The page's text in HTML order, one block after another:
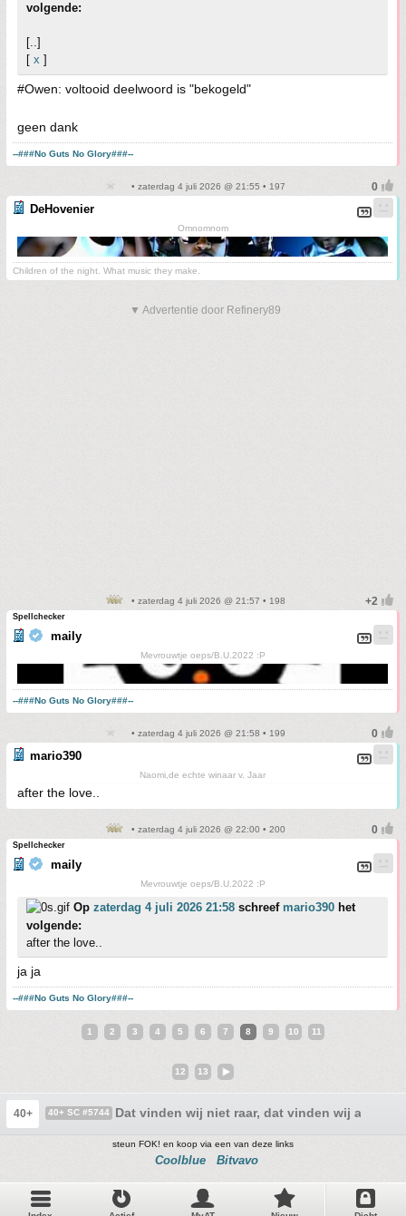
volgende:
[..]
[ x ]
#Owen: voltooid deelwoord is "bekogeld"
geen dank
--###No Guts No Glory###--
• zaterdag 4 juli 2026 @ 21:55 • 197
DeHovenier
Omnomnom
Children of the night. What music they make.
▼ Advertentie door Refinery89
• zaterdag 4 juli 2026 @ 21:57 • 198
Spellchecker
maily
Mevrouwtje oeps/B.U.2022 :P
--###No Guts No Glory###--
• zaterdag 4 juli 2026 @ 21:58 • 199
mario390
Naomi,de echte winaar v. Jaar
after the love..
• zaterdag 4 juli 2026 @ 22:00 • 200
Spellchecker
maily
Mevrouwtje oeps/B.U.2022 :P
Op zaterdag 4 juli 2026 21:58 schreef mario390 het
volgende:
after the love..
ja ja
--###No Guts No Glory###--
1 2 3 4 5 6 7 8 9 10 11
12 13
40+ 40+ SC #5744 Dat vinden wij niet raar, dat vinden wij alleen
steun FOK! en koop via een van deze links
Coolblue Bitvavo